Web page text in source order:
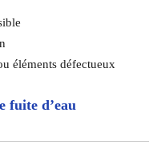
éléments défectueux
fuite d’eau